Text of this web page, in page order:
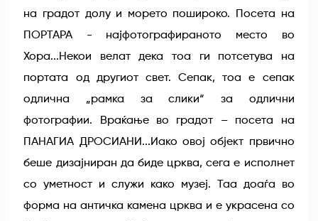
на градот долу и морето пошироко. Посета на
ПОРТАРА - најфотографираното место во
Хора...Некои велат дека тоа ги потсетува на
портата од другиот свет. Сепак, тоа е сепак
одлична „рамка за слики“ за одлични
фотографии. Враќање во градот – посета на
ПАНАГИА ДРОСИАНИ...Иако овој објект првично
беше дизајниран да биде црква, сега е исполнет
со уметност и служи како музеј. Таа доаѓа во
форма на античка камена црква и е украсена со